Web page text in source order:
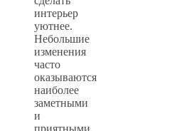
интерьер
уютнее.
Небольшие
изменения
часто
оказываются
наиболее
заметными
и
приятными.